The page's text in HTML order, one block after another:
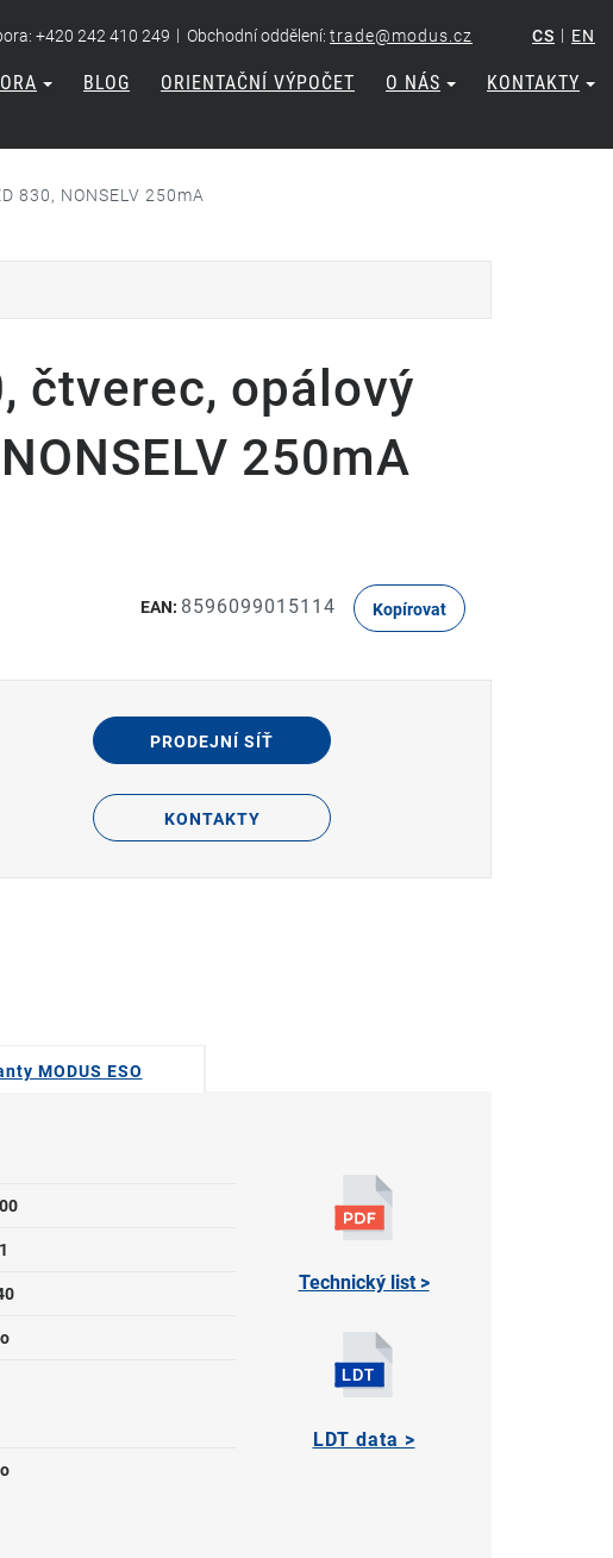
+420 242 410 249 | Obchodní oddělení: trade@modus.cz CS | EN
BLOG ORIENTAČNÍ VÝPOČET O NÁS KONTAKTY
830, NONSELV 250mA
čtverec, opálový
250mA
EAN: 8596099015114 Kopírovat
PRODEJNÍ SÍŤ
KONTAKTY
MODUS ESO
Technický list >
LDT data >